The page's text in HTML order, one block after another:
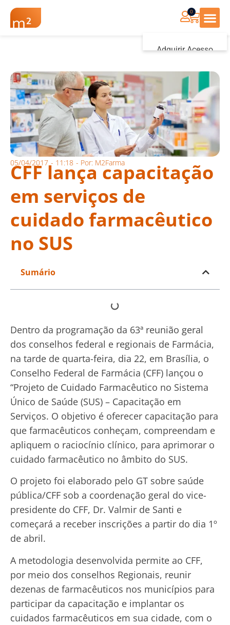
Adquirir Acesso
0
05/04/2017 - 11:18 - Por: M2Farma
CFF lança capacitação
em serviços de
cuidado farmacêutico
no SUS
Sumário
Dentro da programação da 63ª reunião geral
dos conselhos federal e regionais de Farmácia,
na tarde de quarta-feira, dia 22, em Brasília, o
Conselho Federal de Farmácia (CFF) lançou o
“Projeto de Cuidado Farmacêutico no Sistema
Único de Saúde (SUS) – Capacitação em
Serviços. O objetivo é oferecer capacitação para
que farmacêuticos conheçam, compreendam e
apliquem o raciocínio clínico, para aprimorar o
cuidado farmacêutico no âmbito do SUS.
O projeto foi elaborado pelo GT sobre saúde
pública/CFF sob a coordenação geral do vice-
presidente do CFF, Dr. Valmir de Santi e
começará a receber inscrições a partir do dia 1º
de abril.
A metodologia desenvolvida permite ao CFF,
por meio dos conselhos Regionais, reunir
dezenas de farmacêuticos nos municípios para
participar da capacitação e implantar os
cuidados farmacêuticos em sua cidade, com o